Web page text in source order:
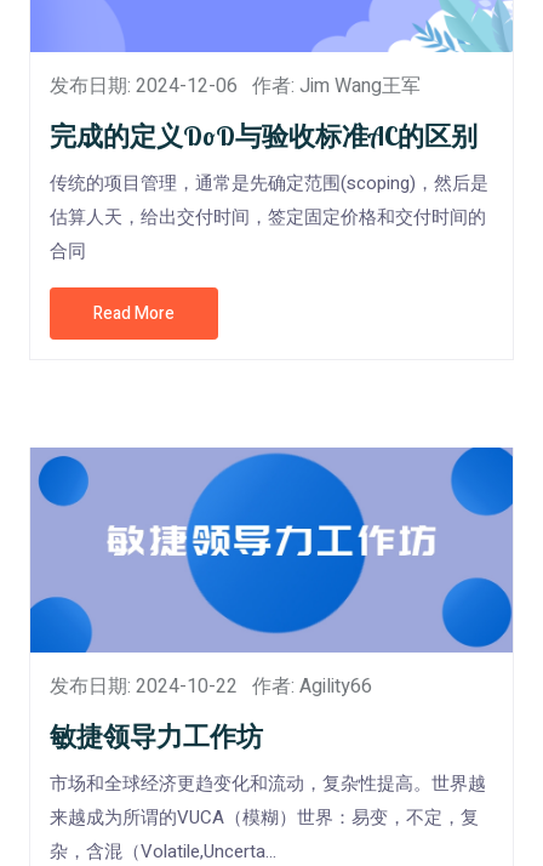
发布日期: 2024-12-06 作者: Jim Wang王军
完成的定义DoD与验收标准AC的区别
传统的项目管理，通常是先确定范围(scoping)，然后是
估算人天，给出交付时间，签定固定价格和交付时间的
合同
Read More
发布日期: 2024-10-22 作者: Agility66
敏捷领导力工作坊
市场和全球经济更趋变化和流动，复杂性提高。世界越
来越成为所谓的VUCA（模糊）世界：易变，不定，复
杂，含混（Volatile,Uncerta...